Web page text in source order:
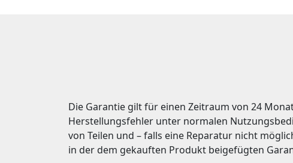
Die Garantie gilt für einen Zeitraum von 24
Herstellungsfehler unter normalen
von Teilen und – falls eine Reparatur nicht
in der dem gekauften Produkt beigefügten